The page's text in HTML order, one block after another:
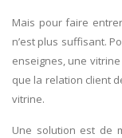
Mais pour faire
n’est plus suffisant.
enseignes, une
que la relation client
vitrine.
Une solution est de